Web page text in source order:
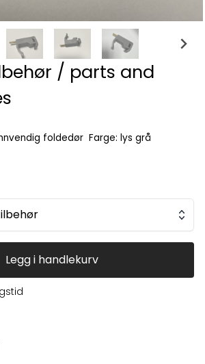
/ parts and
Lås W410 låsesett innvendig foldedør Farge: lys grå
Legg i handlekurv